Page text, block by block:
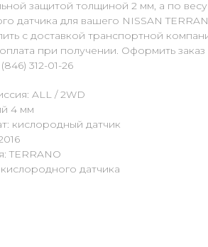
защитой толщиной 2 мм, а по весу
датчика для вашего NISSAN
с доставкой транспортной
при получении. Оформить
312-01-26
ALL / 2WD
4 мм
кислородный датчик
TERRANO
датчика